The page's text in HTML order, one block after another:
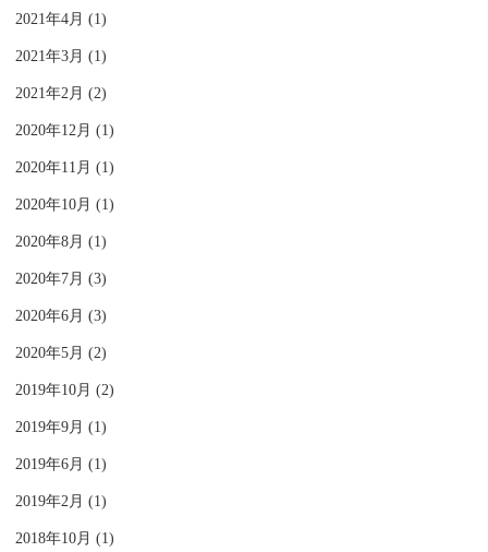
2021年4月 (1)
2021年3月 (1)
2021年2月 (2)
2020年12月 (1)
2020年11月 (1)
2020年10月 (1)
2020年8月 (1)
2020年7月 (3)
2020年6月 (3)
2020年5月 (2)
2019年10月 (2)
2019年9月 (1)
2019年6月 (1)
2019年2月 (1)
2018年10月 (1)